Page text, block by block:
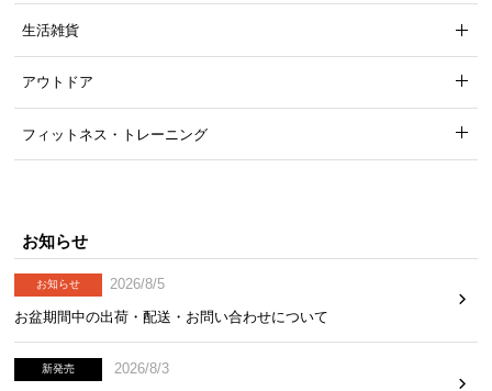
生活雑貨
アウトドア
フィットネス・トレーニング
お知らせ
お知らせ
2026/8/5
お盆期間中の出荷・配送・お問い合わせについて
新発売
2026/8/3